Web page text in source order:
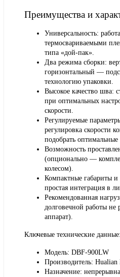
Преимущества и
Универсальность:
термосвариваемыми
типа «дой-пак».
Два режима сборки:
горизонтальный —
технологию упаковки.
Высокое качество шва:
при оптимальных
скорости.
Регулируемые
регулировка скорости
подобрать
Возможность
(опционально —
колесом).
Компактные габариты
простая интеграция в
Рекомендованная
долговечной работы не
аппарат).
Ключевые технические данные:
Модель: DBF-900LW
Производитель: Hualian
Назначение: